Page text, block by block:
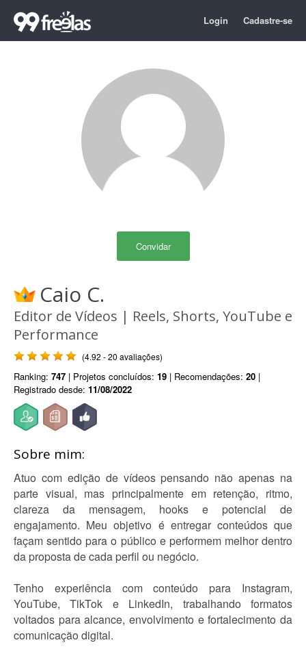
Login Cadastre-se
Convidar
Caio C.
Editor de Vídeos | Reels, Shorts, YouTube e
Performance
(4.92 - 20 avaliações)
Ranking: 747 | Projetos concluídos: 19 | Recomendações: 20 |
Registrado desde: 11/08/2022
Sobre mim:
Atuo com edição de vídeos pensando não apenas na
parte visual, mas principalmente em retenção, ritmo,
clareza da mensagem, hooks e potencial de
engajamento. Meu objetivo é entregar conteúdos que
façam sentido para o público e performem melhor dentro
da proposta de cada perfil ou negócio.
Tenho experiência com conteúdo para Instagram,
YouTube, TikTok e LinkedIn, trabalhando formatos
voltados para alcance, envolvimento e fortalecimento da
comunicação digital.